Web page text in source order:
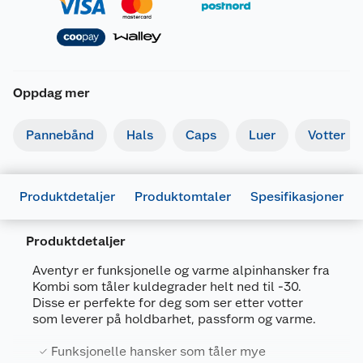
Oppdag mer
Pannebånd Hals Caps Luer Votter
Produktdetaljer Produktomtaler Spesifikasjoner
Produktdetaljer
Aventyr er funksjonelle og varme alpinhansker fra
Kombi som tåler kuldegrader helt ned til -30.
Disse er perfekte for deg som ser etter votter
som leverer på holdbarhet, passform og varme.
Funksjonelle hansker som tåler mye
Generelt
Artikkelnummer
661820366402
Leverandørens
artikkelnummer
K79581-X100-
2